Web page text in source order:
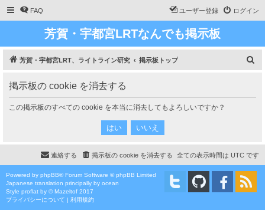
FAQ ログイン
ユーザー登録
芳賀・宇都宮LRTなんでも掲示板
芳賀・宇都宮LRT、ライトライン研究 掲示板トップ
掲示板の cookie を消去する
この掲示板のすべての cookie を本当に消去してもよろしいですか？
全ての表示時間は UTC です
掲示板の cookie を消去する
連絡する
Powered by phpBB® Forum Software © phpBB Limited
Japanese translation principally by ocean
Style proflat by ©Mazeltof 2017
プライバシーについて | 利用規約